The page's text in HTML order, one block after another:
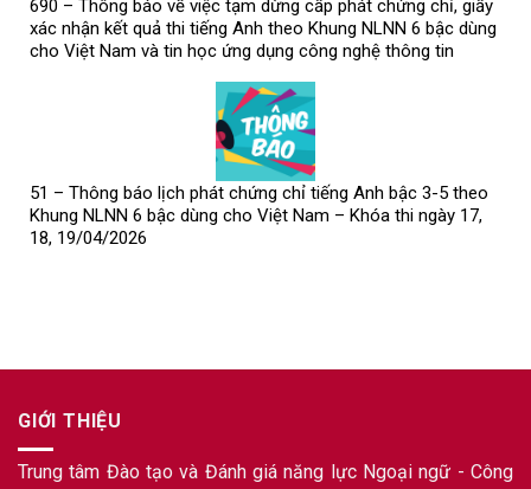
690 – Thông báo về việc tạm dừng cấp phát chứng chỉ, giấy
xác nhận kết quả thi tiếng Anh theo Khung NLNN 6 bậc dùng
cho Việt Nam và tin học ứng dụng công nghệ thông tin
51 – Thông báo lịch phát chứng chỉ tiếng Anh bậc 3-5 theo
Khung NLNN 6 bậc dùng cho Việt Nam – Khóa thi ngày 17,
18, 19/04/2026
GIỚI THIỆU
Trung tâm Đào tạo và Đánh giá năng lực Ngoại ngữ - Công